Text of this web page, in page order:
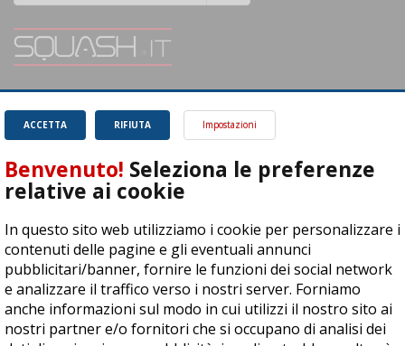
magnifico sport.
Leggi
RIFIUTA
ACCETTA Impostazioni
Benvenuto! Seleziona le preferenze
relative ai cookie
In questo sito web utilizziamo i cookie per personalizzare i
contenuti delle pagine e gli eventuali annunci
pubblicitari/banner, fornire le funzioni dei social network
e analizzare il traffico verso i nostri server. Forniamo
anche informazioni sul modo in cui utilizzi il nostro sito ai
nostri partner e/o fornitori che si occupano di analisi dei
ASD Let's Sport - Via T. Olivelli 3, 25014 Castenedolo (BS) - P. Iva:
04278030988
© Copyright 2015 | All Rights Reserved - Powered byDynDevice
Privacy Policy Cookie Policy Accessibilità Sitemap